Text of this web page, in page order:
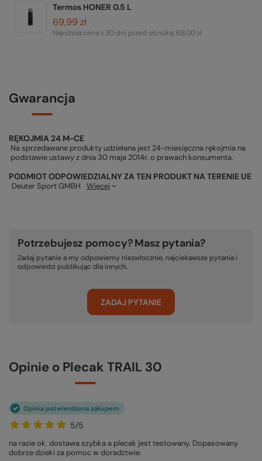
Termos HONER 0.5 L
69,99 zł
Najniższa cena z 30 dni przed obniżką: 68,00 zł
Gwarancja
RĘKOJMIA 24 M-CE
Na sprzedawane produkty udzielana jest 24-miesięczna rękojmia na
podstawie ustawy z dnia 30 maja 2014r. o prawach konsumenta.
PODMIOT ODPOWIEDZIALNY ZA TEN PRODUKT NA TERENIE UE
Deuter Sport GMBH Więcej
Potrzebujesz pomocy? Masz pytania?
Zadaj pytanie a my odpowiemy niezwłocznie, najciekawsze pytania i
odpowiedzi publikując dla innych.
ZADAJ PYTANIE
Opinie o Plecak TRAIL 30
5/5
Opinia potwierdzona zakupem
na razie ok. dostawa szybka a plecak jest testowany. Dopasowany
dobrze dzieki za pomoc w doradztwie.